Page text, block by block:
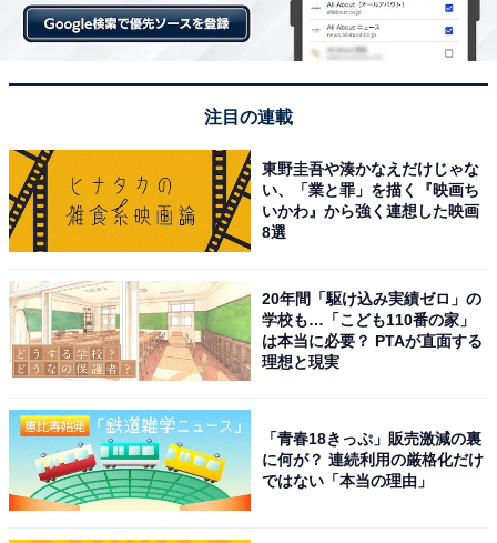
View this post on Instagram
A post shared by SixTONES (@sixtones_official)
1位には、「ジェシー」さんがランクイン。2006年9月に
バラエティ番組で大活躍中。抜群のトーク力を武器に、
現在は『有吉ゼミ』（日本テレビ系）、『オオカミ少
年』（TBS系）など人気番組にレギュラー出演し、さら
注目の連載
東野圭吾や湊かなえだけじゃな
い、「業と罪」を描く『映画ち
いかわ』から強く連想した映画
8選
20年間「駆け込み実績ゼロ」の
学校も…「こども110番の家」
は本当に必要？ PTAが直面する
理想と現実
「青春18きっぷ」販売激減の裏
に何が？ 連続利用の厳格化だけ
ではない「本当の理由」